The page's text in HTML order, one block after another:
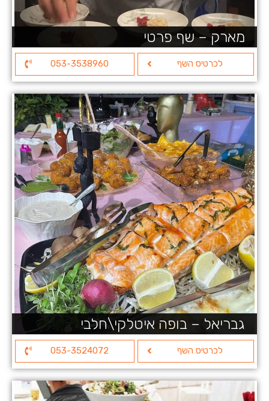
מארק – שף פרטי
לכרטיס השף 053-3538960
גבריאל – בופה איטלקי\חלבי
לכרטיס השף 053-3524072